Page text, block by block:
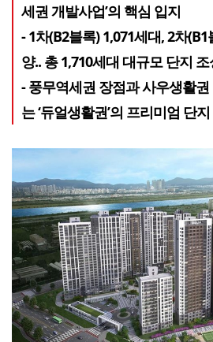
세권 개발사업’의 핵심 입지
- 1차(B2블록) 1,071세대, 2차
양.. 총 1,710세대 대규모 단지 조
- 풍무역세권 장점과 사우생활
는 ‘듀얼생활권’의 프리미엄 단지